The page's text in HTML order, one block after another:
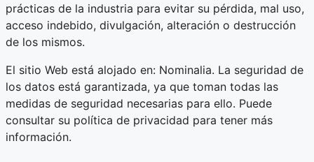
prácticas de la industria para evitar su pérdida, mal uso,
acceso indebido, divulgación, alteración o destrucción
de los mismos.
El sitio Web está alojado en: Nominalia. La seguridad de
los datos está garantizada, ya que toman todas las
medidas de seguridad necesarias para ello. Puede
consultar su política de privacidad para tener más
información.